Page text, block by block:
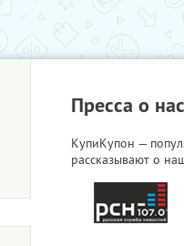
Пресса о нас
КупиКупон —
рассказывают о